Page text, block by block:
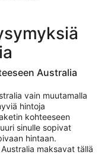
Australia
vain muutamalla
hintoja
kohteeseen
sinulle sopivat
hintaan.
maksavat tällä